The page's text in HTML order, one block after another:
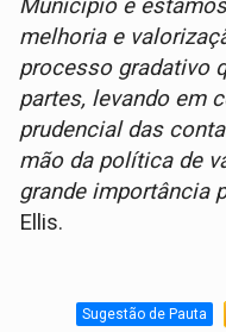
Município e
melhoria e
processo gradativo
partes, levando em
prudencial das
mão da política de
grande importância
Ellis.
Sugestão de Pauta